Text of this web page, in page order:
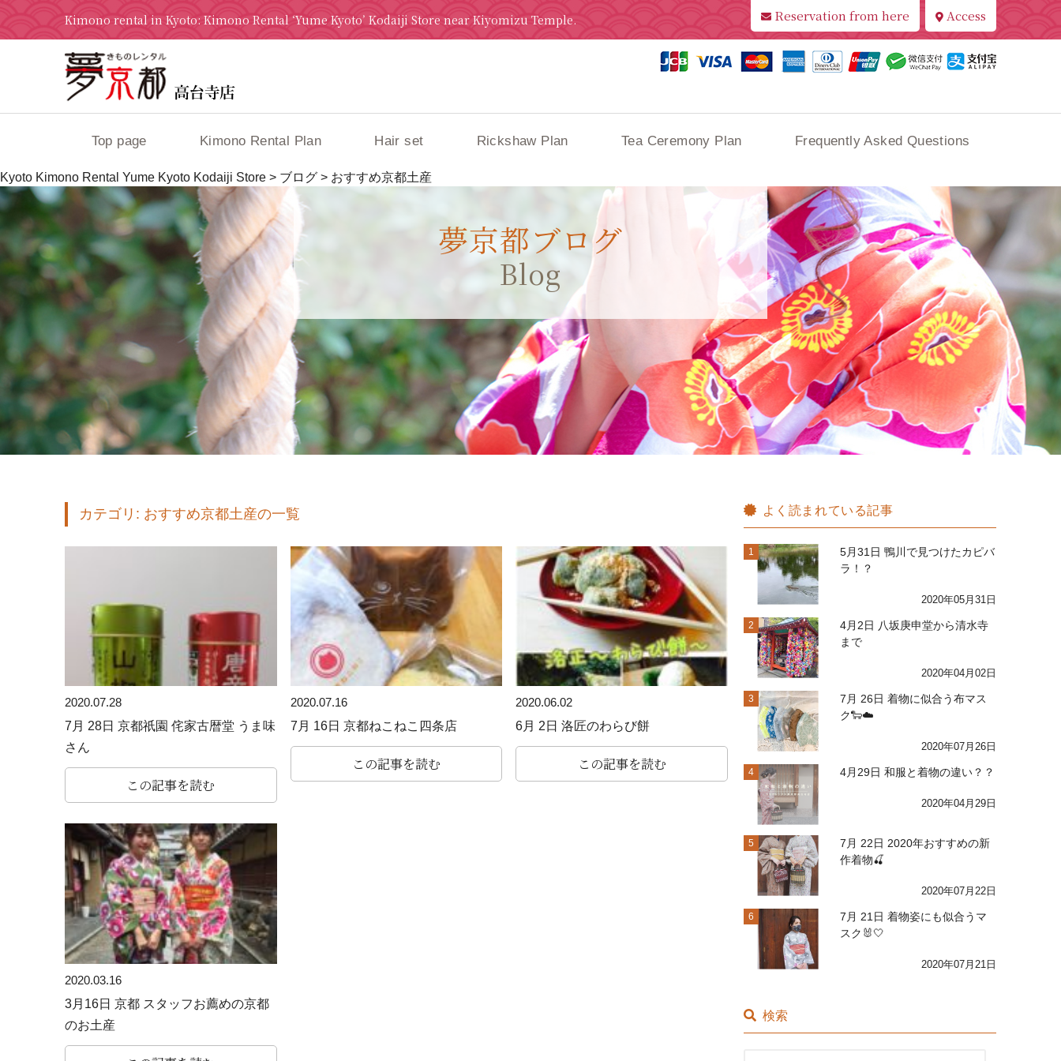
Kimono rental in Kyoto: Kimono Rental ‘Yume Kyoto’ Kodaiji Store near Kiyomizu Temple. Reservation from here Access
Top page Kimono Rental Plan Hair set Rickshaw Plan Tea Ceremony Plan Frequently Asked Questions
Kyoto Kimono Rental Yume Kyoto Kodaiji Store > ブログ > おすすめ京都土産
夢京都ブログ
Blog
カテゴリ: おすすめ京都土産の一覧
2020.07.28
7月 28日 京都祇園 侘家古暦堂 うま味
さん
この記事を読む
2020.07.16
7月 16日 京都ねこねこ四条店
この記事を読む
2020.06.02
6月 2日 洛匠のわらび餅
この記事を読む
2020.03.16
3月16日 京都 スタッフお薦めの京都
のお土産
よく読まれている記事
1
5月31日 鴨川で見つけたカピバ
ラ！？
2020年05月31日
2
4月2日 八坂庚申堂から清水寺
まで
2020年04月02日
3
7月 26日 着物に似合う布マス
ク🐑☁️
2020年07月26日
4 4月29日 和服と着物の違い？？
2020年04月29日
5
7月 22日 2020年おすすめの新
作着物🍒
2020年07月22日
6
7月 21日 着物姿にも似合うマ
スク🐰🤍
2020年07月21日
検索